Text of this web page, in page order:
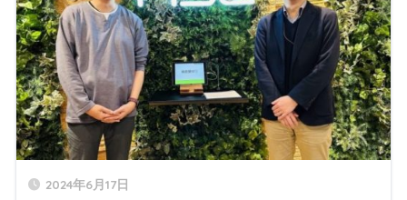
2024年6月17日